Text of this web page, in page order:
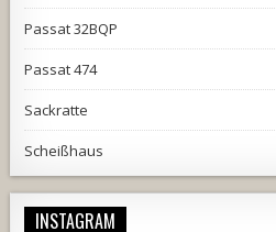
Passat 32BQP
Passat 474
Sackratte
Scheißhaus
INSTAGRAM